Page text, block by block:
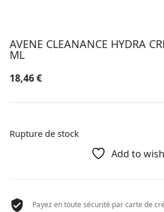
AVENE CLEANANCE HYDRA
ML
18,46€
Rupture de stock
Add to
Payez en toute sécurité par carte de